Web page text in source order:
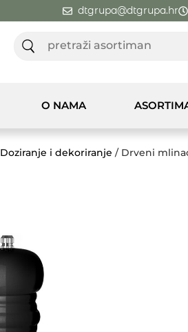
dtgrupa@dtgrupa.hr
O NAMA
Doziranje i dekoriranje / Drveni